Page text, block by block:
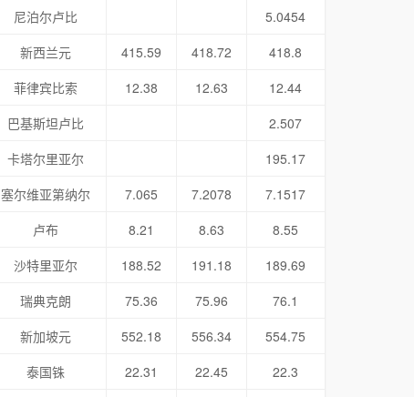
尼泊尔卢比
5.0454
新西兰元
415.59 418.72
418.8
菲律宾比索
12.38 12.63
12.44
巴基斯坦卢比
2.507
卡塔尔里亚尔
195.17
塞尔维亚第纳尔
7.065 7.2078
7.1517
卢布
8.21 8.63
8.55
沙特里亚尔
188.52 191.18
189.69
瑞典克朗
75.36 75.96
76.1
新加坡元
552.18 556.34
554.75
泰国铢
22.31 22.45
22.3